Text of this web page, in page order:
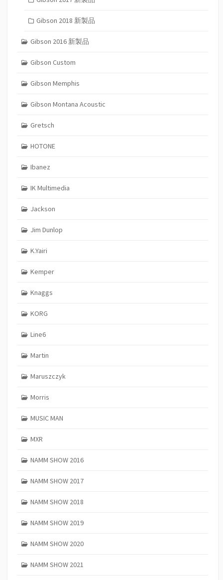
Gibson 2018 新製品
Gibson 2016 新製品
Gibson Custom
Gibson Memphis
Gibson Montana Acoustic
Gretsch
HOTONE
Ibanez
IK Multimedia
Jackson
Jim Dunlop
K.Yairi
Kemper
Knaggs
KORG
Line6
Martin
Maruszczyk
Morris
MUSIC MAN
MXR
NAMM SHOW 2016
NAMM SHOW 2017
NAMM SHOW 2018
NAMM SHOW 2019
NAMM SHOW 2020
NAMM SHOW 2021